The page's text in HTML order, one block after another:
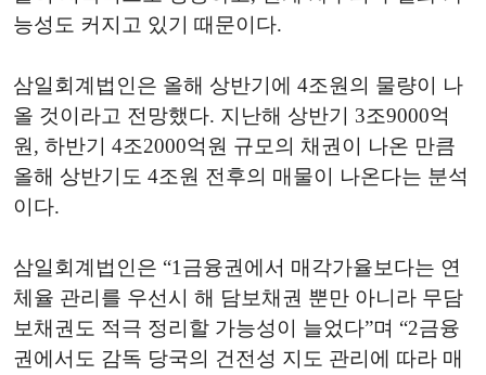
능성도 커지고 있기 때문이다.
삼일회계법인은 올해 상반기에 4조원의 물량이 나
올 것이라고 전망했다. 지난해 상반기 3조9000억
원, 하반기 4조2000억원 규모의 채권이 나온 만큼
올해 상반기도 4조원 전후의 매물이 나온다는 분석
이다.
삼일회계법인은 “1금융권에서 매각가율보다는 연
체율 관리를 우선시 해 담보채권 뿐만 아니라 무담
보채권도 적극 정리할 가능성이 늘었다”며 “2금융
권에서도 감독 당국의 건전성 지도 관리에 따라 매